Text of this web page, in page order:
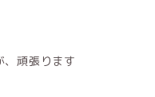
、頑張ります